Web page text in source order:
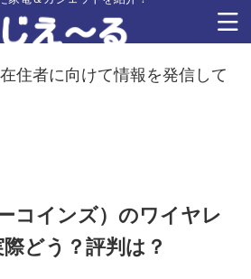
住者に向けて情報を発信して
コインズ）のワイヤレ
どう？評判は？